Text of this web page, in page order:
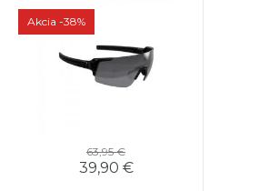
Akcia -38%
63,95 €
39,90 €